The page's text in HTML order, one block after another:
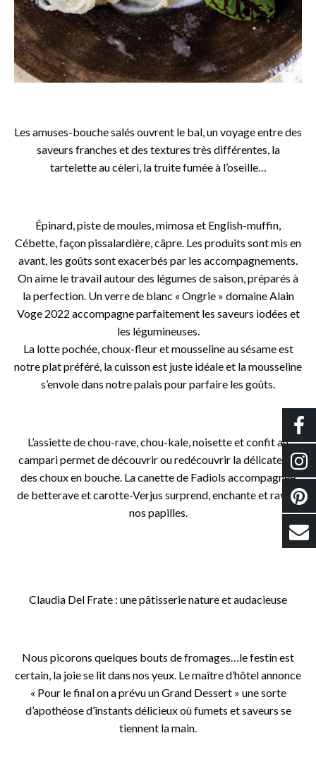
Les amuses-bouche salés ouvrent le bal, un voyage entre des
saveurs franches et des textures très différentes, la
tartelette au cèleri, la truite fumée à l’oseille…
Épinard, piste de moules, mimosa et English-muffin,
Cébette, façon pissalardière, câpre. Les produits sont mis en
avant, les goûts sont exacerbés par les accompagnements.
On aime le travail autour des légumes de saison, préparés à
la perfection. Un verre de blanc « Ongrie » domaine Alain
Voge 2022 accompagne parfaitement les saveurs iodées et
les légumineuses.
La lotte pochée, choux-fleur et mousseline au sésame est
notre plat préféré, la cuisson est juste idéale et la mousseline
s’envole dans notre palais pour parfaire les goûts.
L’assiette de chou-rave, chou-kale, noisette et confit au
campari permet de découvrir ou redécouvrir la délicatesse
des choux en bouche. La canette de Fadiols accompagnée
de betterave et carotte-Verjus surprend, enchante et ravive
nos papilles.
Claudia Del Frate : une pâtisserie nature et audacieuse
Nous picorons quelques bouts de fromages…le festin est
certain, la joie se lit dans nos yeux. Le maître d’hôtel annonce
« Pour le final on a prévu un Grand Dessert » une sorte
d’apothéose d’instants délicieux où fumets et saveurs se
tiennent la main.